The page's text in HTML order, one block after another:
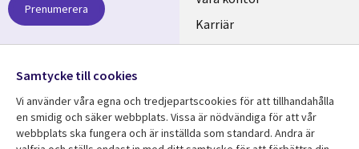
SWEDEN
Karriär
Hållbarhet
Prenumerera
Följ oss
Social
Media
Samtycke till cookies
Vi använder våra egna och tredjepartscookies för att tillhandahålla
en smidig och säker webbplats. Vissa är nödvändiga för att vår
webbplats ska fungera och är inställda som standard. Andra är